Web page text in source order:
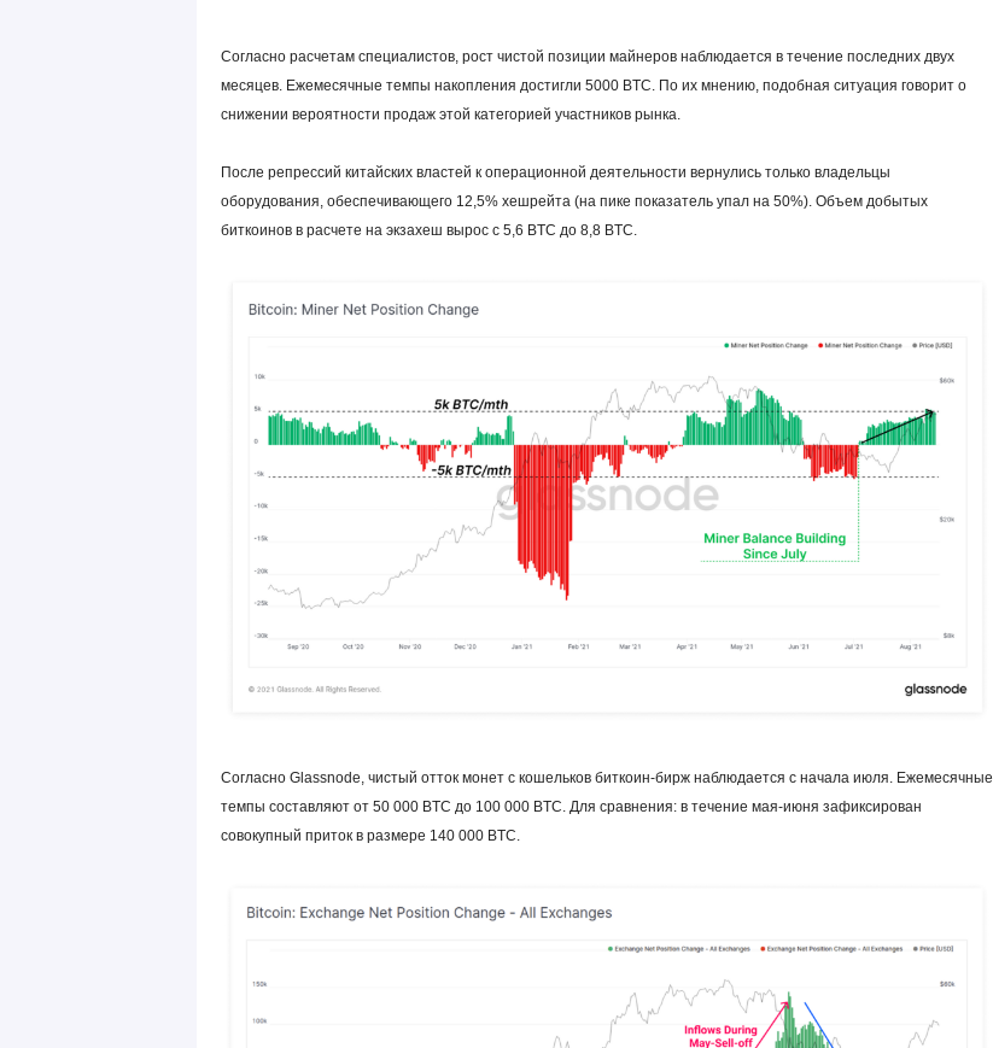
Согласно расчетам специалистов, рост чистой позиции майнеров наблюдается в течение последних двух
месяцев. Ежемесячные темпы накопления достигли 5000 BTC. По их мнению, подобная ситуация говорит о
снижении вероятности продаж этой категорией участников рынка.
После репрессий китайских властей к операционной деятельности вернулись только владельцы
оборудования, обеспечивающего 12,5% хешрейта (на пике показатель упал на 50%). Объем добытых
биткоинов в расчете на экзахеш вырос с 5,6 BTC до 8,8 BTC.
Согласно Glassnode, чистый отток монет с кошельков биткоин-бирж наблюдается с начала июля. Ежемесячные
темпы составляют от 50 000 BTC до 100 000 BTC. Для сравнения: в течение мая-июня зафиксирован
совокупный приток в размере 140 000 BTC.